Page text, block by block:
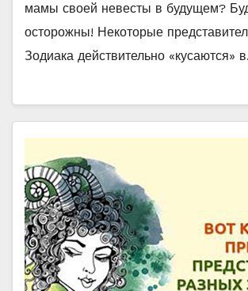
мамы своей невесты в будущем?
осторожны! Некоторые
Зодиака действительно «кусаются»